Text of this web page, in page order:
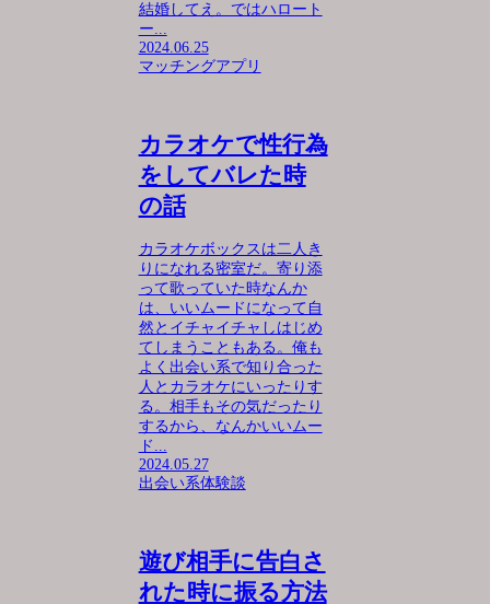
結婚してえ。ではハロート
ー...
2024.06.25
マッチングアプリ
カラオケで性行為
をしてバレた時
の話
カラオケボックスは二人き
りになれる密室だ。寄り添
って歌っていた時なんか
は、いいムードになって自
然とイチャイチャしはじめ
てしまうこともある。俺も
よく出会い系で知り合った
人とカラオケにいったりす
る。相手もその気だったり
するから、なんかいいムー
ド...
2024.05.27
出会い系体験談
遊び相手に告白さ
れた時に振る方法